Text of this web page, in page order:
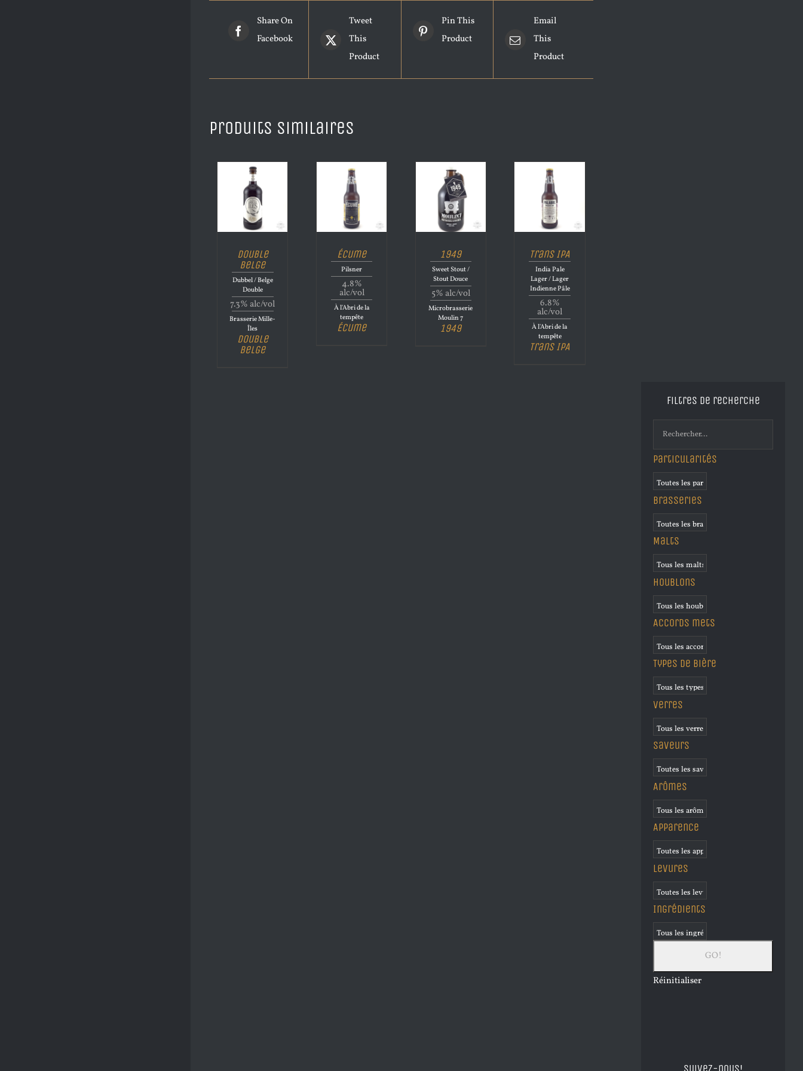
Share On
Facebook
Tweet
This
Product
Pin This
Product
Email
This
Product
Produits similaires
Double
Belge
Dubbel / Belge
Double
7.3% alc/vol
Brasserie Mille-
Îles
Double
Belge
Écume
Pilsner
4.8%
alc/vol
À l'Abri de la
tempête
Écume
1949
Sweet Stout /
Stout Douce
5% alc/vol
Microbrasserie
Moulin 7
1949
Trans IPA
India Pale
Lager / Lager
Indienne Pâle
6.8%
alc/vol
À l'Abri de la
tempête
Trans IPA
Filtres de recherche
Particularités
Brasseries
Malts
Houblons
Accords mets
Types de bière
Verres
Saveurs
Arômes
Apparence
Levures
Ingrédients
Réinitialiser